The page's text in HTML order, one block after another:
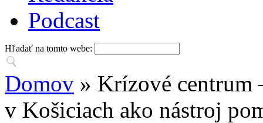
Podcast
Hľadať na tomto webe:
Domov » Krízové centrum
v Košiciach ako nástroj